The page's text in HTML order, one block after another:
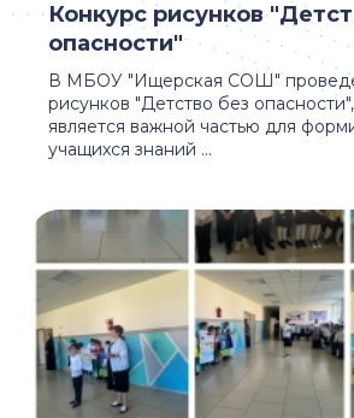
В МБОУ "Ищерская СОШ"
рисунков "Детство без
является важной частью для
учащихся знаний ...
Конкурс рисунков
опасности"